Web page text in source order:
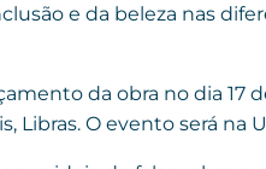
e da beleza nas
da obra no dia
Libras. O evento será na